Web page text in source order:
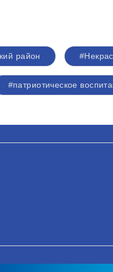
район
#патриотическое